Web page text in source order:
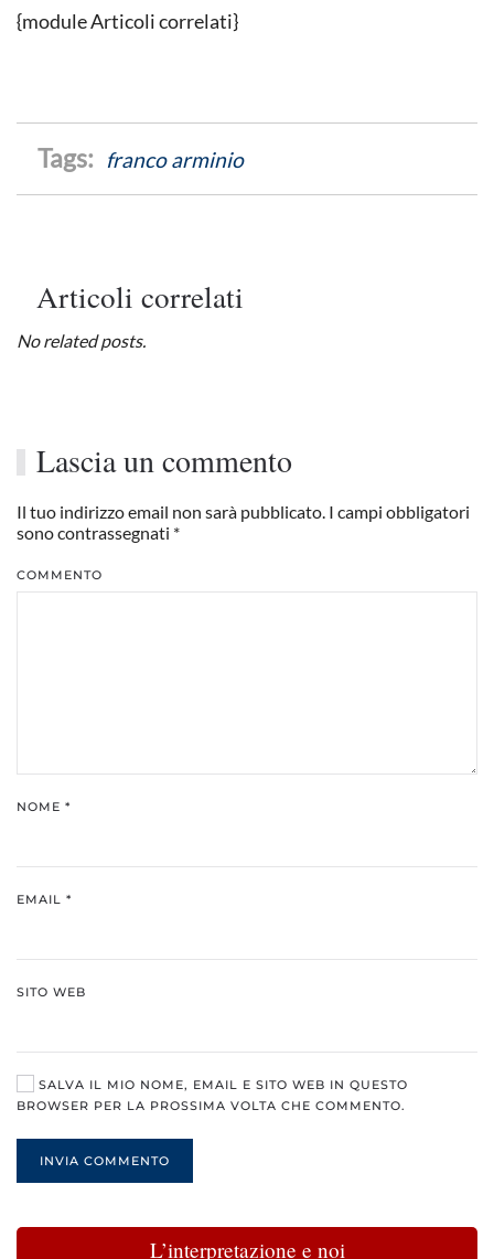
{module Articoli correlati}
franco arminio
Articoli correlati
No related posts.
Lascia un commento
Il tuo indirizzo email non sarà pubblicato. I campi obbligatori
sono contrassegnati *
COMMENTO
NOME *
EMAIL *
SITO WEB
SALVA IL MIO NOME, EMAIL E SITO WEB IN QUESTO
BROWSER PER LA PROSSIMA VOLTA CHE COMMENTO.
INVIA COMMENTO
L’interpretazione e noi